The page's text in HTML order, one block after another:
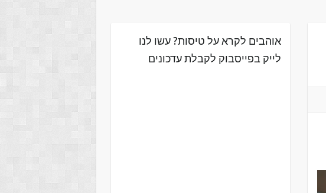
אוהבים לקרא על טיסות? עשו לנו
לייק בפייסבוק לקבלת עדכונים